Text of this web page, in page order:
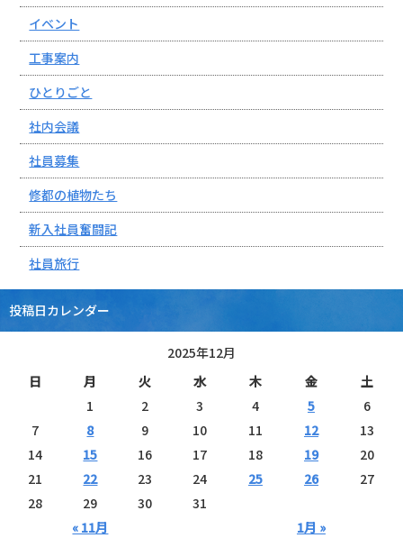
イベント
工事案内
ひとりごと
社内会議
社員募集
修都の植物たち
新入社員奮闘記
社員旅行
投稿日カレンダー
2025年12月
日
月 火 水 木 金 土
« 11月 1月 »
1 2 3 4 5
6
7
8 9 10 11 12
13
14
15 16 17 18 19
20
21
22 23 24 25 26
27
28
29 30 31